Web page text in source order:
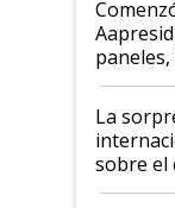
las
años"
todas
La
sobre el
"Estoy